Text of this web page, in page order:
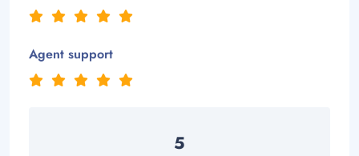
Agent support
5